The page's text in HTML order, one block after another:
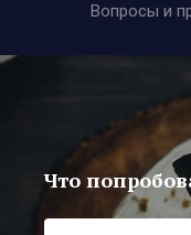
Вопросы и
Что